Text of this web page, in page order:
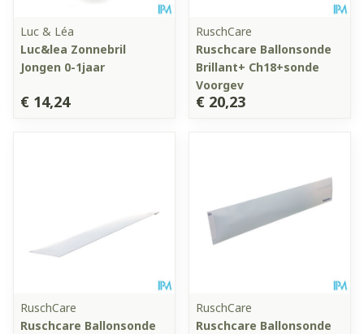
Luc & Léa
Luc&lea Zonnebril
Jongen 0-1jaar
€ 14,24
RuschCare
Ruschcare Ballonsonde
Brillant+ Ch18+sonde
Voorgev
€ 20,23
RuschCare
Ruschcare Ballonsonde
RuschCare
Ruschcare Ballonsonde